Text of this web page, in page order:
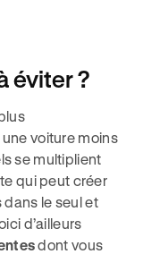
éviter ?
voiture moins
se multiplient
qui peut créer
le seul et
d’ailleurs
dont vous